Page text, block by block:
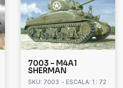
7003 – M4A1
SHERMAN
SKU: 7003 - ESCALA: 1 : 72